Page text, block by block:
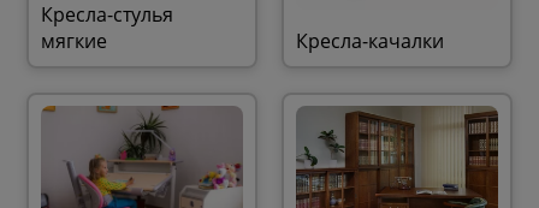
Кресла-стулья
мягкие
Кресла-качалки